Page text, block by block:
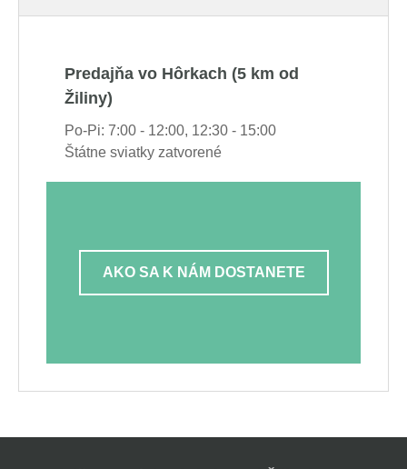
Predajňa vo Hôrkach (5 km od
Žiliny)
Po-Pi: 7:00 - 12:00, 12:30 - 15:00
Štátne sviatky zatvorené
AKO SA K NÁM DOSTANETE